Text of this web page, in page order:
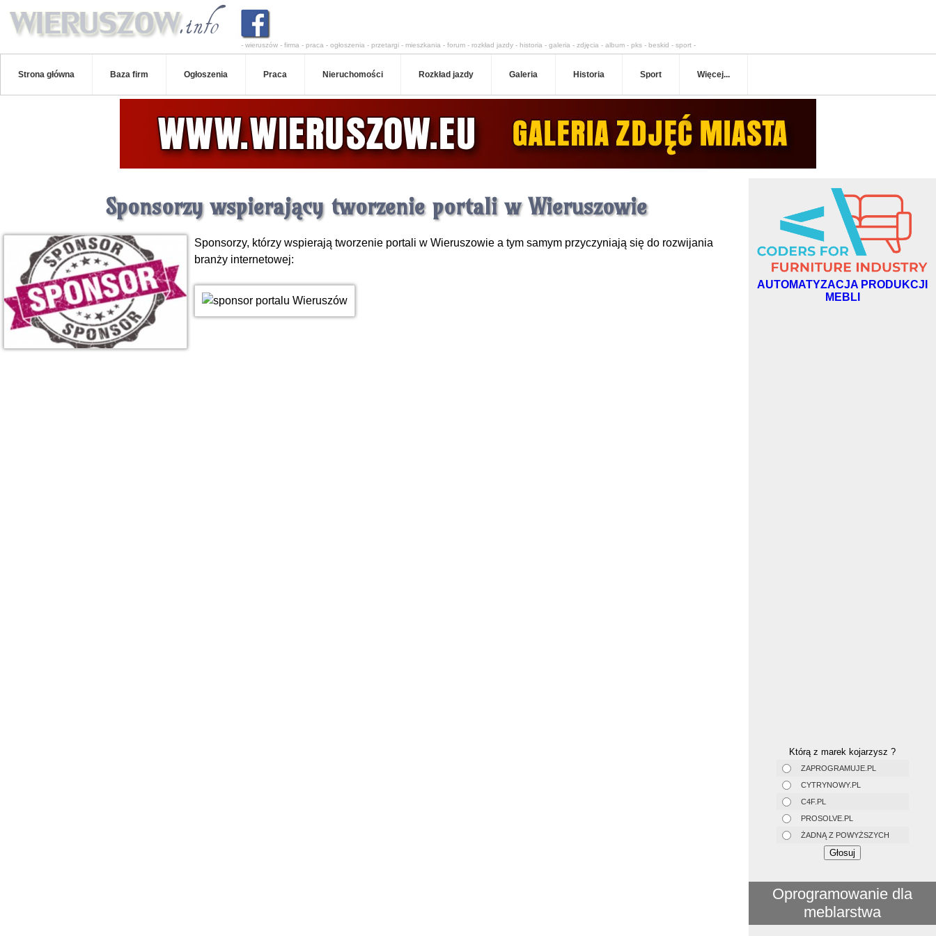
- wieruszów - firma - praca - ogłoszenia - przetargi - mieszkania - forum - rozkład jazdy - historia - galeria - zdjęcia - album - pks - beskid - sport -
Strona główna Baza firm Ogłoszenia Praca Nieruchomości Rozkład jazdy Galeria Historia Sport Więcej...
Sponsorzy wspierający tworzenie portali w Wieruszowie
Sponsorzy, którzy wspierają tworzenie portali w Wieruszowie a tym samym przyczyniają się do rozwijania
branży internetowej:
AUTOMATYZACJA PRODUKCJI
MEBLI
Którą z marek kojarzysz ?
ZAPROGRAMUJE.PL
CYTRYNOWY.PL
C4F.PL
PROSOLVE.PL
ŻADNĄ Z POWYŻSZYCH
Oprogramowanie dla
meblarstwa